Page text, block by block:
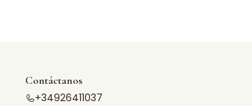
Contáctanos
+34926411037